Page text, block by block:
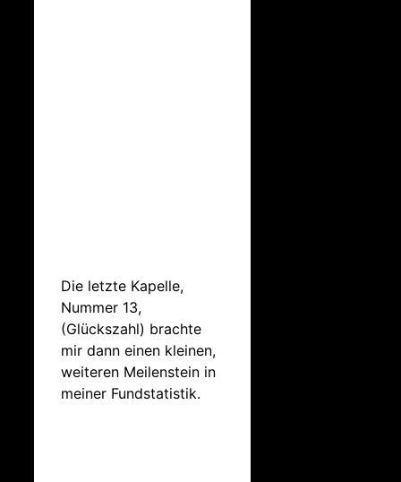
Die letzte Kapelle,
Nummer 13,
(Glückszahl) brachte
mir dann einen kleinen,
weiteren Meilenstein in
meiner Fundstatistik.